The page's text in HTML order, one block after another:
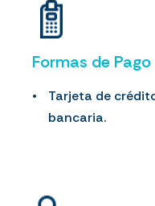
Formas de Pago
Tarjeta de
bancaria.